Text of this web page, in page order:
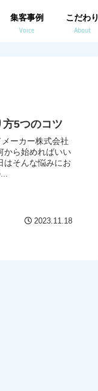
集客事例
Voice
こだわり
About
5つのコツ
ーカー株式会社
から始めればいい
はそんな悩みにお
2023.11.18